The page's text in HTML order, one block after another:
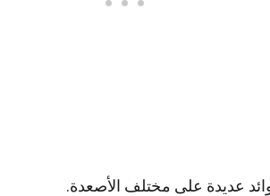
عديدة على مختلف الأصعدة.